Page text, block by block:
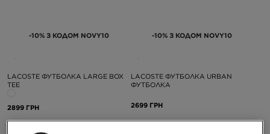
-10% З КОДОМ NOVY10
LACOSTE ФУТБОЛКА LARGE BOX
TEE
2899 ГРН
-10% З КОДОМ NOVY10
LACOSTE ФУТБОЛКА URBAN
ФУТБОЛКА
2699 ГРН